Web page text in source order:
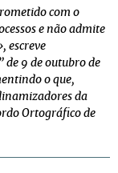
com o
e não admite
escreve
de 9 de outubro de
o que,
da
Ortográfico de